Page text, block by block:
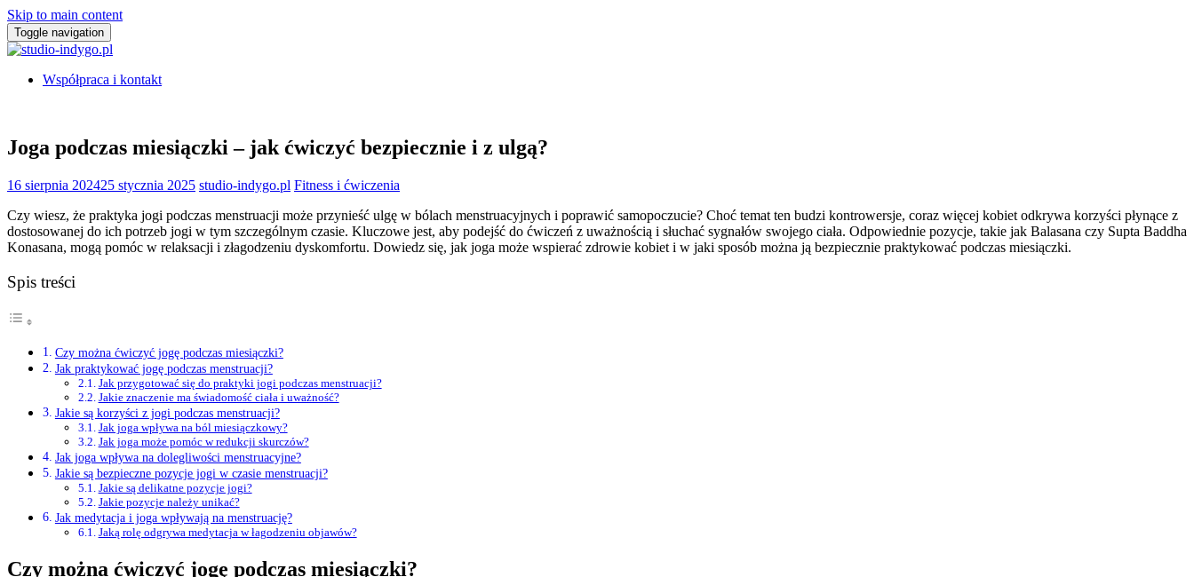
Skip to main content
Toggle navigation
Współpraca i kontakt
Joga podczas miesiączki – jak ćwiczyć bezpiecznie i z ulgą?
16 sierpnia 202425 stycznia 2025 studio-indygo.pl Fitness i ćwiczenia
Czy wiesz, że praktyka jogi podczas menstruacji może przynieść ulgę w bólach menstruacyjnych i poprawić samopoczucie? Choć temat ten budzi kontrowersje, coraz więcej kobiet odkrywa korzyści płynące z
dostosowanej do ich potrzeb jogi w tym szczególnym czasie. Kluczowe jest, aby podejść do ćwiczeń z uważnością i słuchać sygnałów swojego ciała. Odpowiednie pozycje, takie jak Balasana czy Supta Baddha
Konasana, mogą pomóc w relaksacji i złagodzeniu dyskomfortu. Dowiedz się, jak joga może wspierać zdrowie kobiet i w jaki sposób można ją bezpiecznie praktykować podczas miesiączki.
Spis treści
Czy można ćwiczyć jogę podczas miesiączki?
Jak praktykować jogę podczas menstruacji?
Jak przygotować się do praktyki jogi podczas menstruacji?
Jakie znaczenie ma świadomość ciała i uważność?
Jakie są korzyści z jogi podczas menstruacji?
Jak joga wpływa na ból miesiączkowy?
Jak joga może pomóc w redukcji skurczów?
Jak joga wpływa na dolegliwości menstruacyjne?
Jakie są bezpieczne pozycje jogi w czasie menstruacji?
Jakie są delikatne pozycje jogi?
Jakie pozycje należy unikać?
Jak medytacja i joga wpływają na menstruację?
Jaką rolę odgrywa medytacja w łagodzeniu objawów?
Czy można ćwiczyć jogę podczas miesiączki?